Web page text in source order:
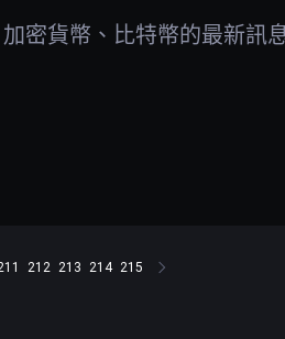
密貨幣、比特幣的最新訊
212 213 214 215